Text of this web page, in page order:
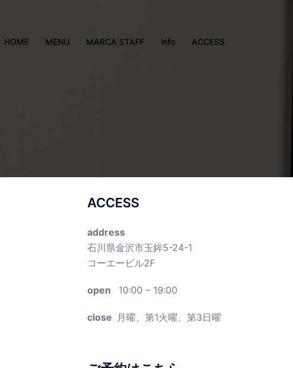
HOME MENU MARCA STAFF info ACCESS
ACCESS
address
石川県金沢市玉鉾5-24-1
コーエービル2F
open 10:00 – 19:00
close 月曜、第1火曜、第3日曜